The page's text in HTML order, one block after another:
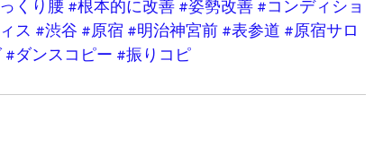
くり腰 #根本的に改善 #姿勢改善 #コンディショ
ス #渋谷 #原宿 #明治神宮前 #表参道 #原宿サロ
#ダンスコピー #振りコピ